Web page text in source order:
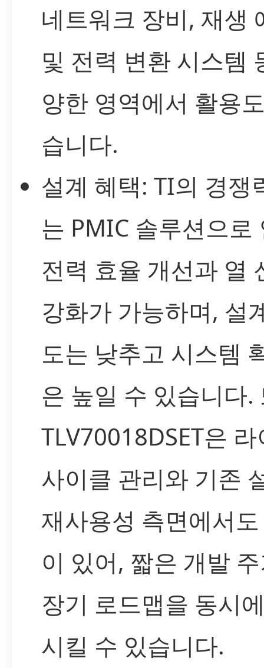
네트워크 장비, 재생
및 전력 변환 시스템
양한 영역에서 활용
습니다.
설계 혜택: TI의 경쟁
는 PMIC 솔루션으로
전력 효율 개선과 열
강화가 가능하며, 설
도는 낮추고 시스템
은 높일 수 있습니다.
TLV70018DSET은
사이클 관리와 기존
재사용성 측면에서
이 있어, 짧은 개발
장기 로드맵을 동시
시킬 수 있습니다.